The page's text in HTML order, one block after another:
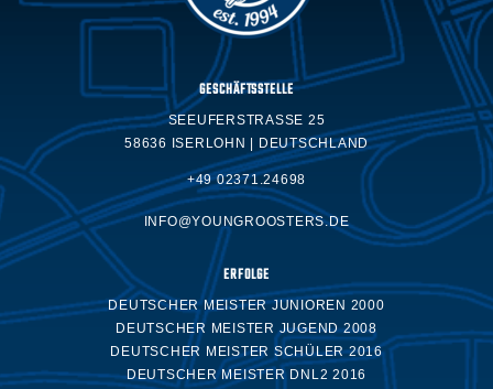
GESCHÄFTSSTELLE
SEEUFERSTRASSE 25
58636 ISERLOHN | DEUTSCHLAND
+49 02371.24698
INFO@YOUNGROOSTERS.DE
ERFOLGE
DEUTSCHER MEISTER JUNIOREN 2000
DEUTSCHER MEISTER JUGEND 2008
DEUTSCHER MEISTER SCHÜLER 2016
DEUTSCHER MEISTER DNL2 2016